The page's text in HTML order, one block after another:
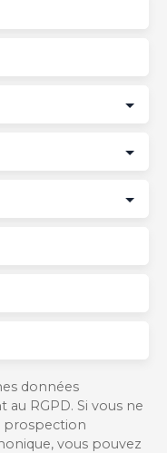
données
RGPD. Si vous ne
prospection
vous pouvez